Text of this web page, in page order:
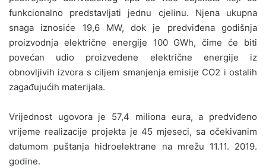
funkcionalno predstavljati jednu cjelinu. Njena ukupna
snaga iznosiće 19,6 MW, dok je predviđena godišnja
proizvodnja električne energije 100 GWh, čime će biti
povećan udio proizvedene električne energije iz
obnovljivih izvora s ciljem smanjenja emisije CO2 i ostalih
zagađujućih materijala.
Vrijednost ugovora je 57,4 miliona eura, a predviđeno
vrijeme realizacije projekta je 45 mjeseci, sa očekivanim
datumom puštanja hidroelektrane na mrežu 11.11. 2019.
godine.